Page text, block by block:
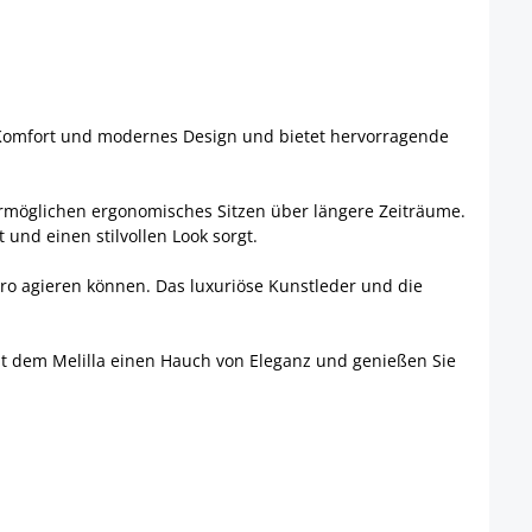
und modernes Design und bietet hervorragende
ergonomisches Sitzen über längere Zeiträume.
einen stilvollen Look sorgt.
agieren können. Das luxuriöse Kunstleder und die
Melilla einen Hauch von Eleganz und genießen Sie